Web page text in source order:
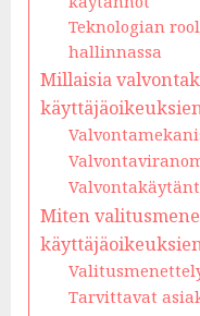
Teknologian
hallinnassa
Millaisia
Miten
Tarvittavat